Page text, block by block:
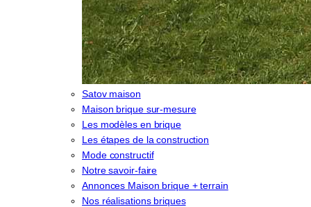
Satov maison
Maison brique sur-mesure
Les modèles en brique
Les étapes de la construction
Mode constructif
Notre savoir-faire
Annonces Maison brique + terrain
Nos réalisations briques